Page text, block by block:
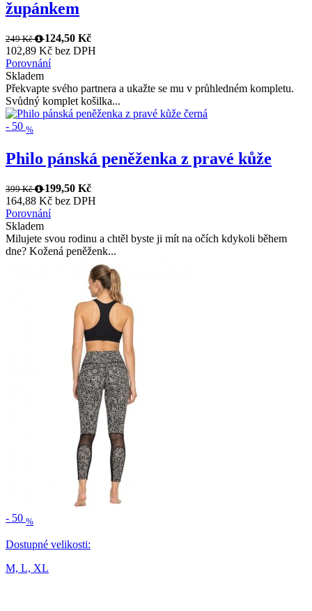
župánkem
249 Kč
124,50 Kč
102,89 Kč bez DPH
Porovnání
Skladem
Překvapte svého partnera a ukažte se mu v průhledném kompletu.
Svůdný komplet košilka...
- 50 %
Philo pánská peněženka z pravé kůže
399 Kč
199,50 Kč
164,88 Kč bez DPH
Porovnání
Skladem
Milujete svou rodinu a chtěl byste ji mít na očích kdykoli během
dne? Kožená peněženk...
- 50 %
Dostupné velikosti:
M, L, XL